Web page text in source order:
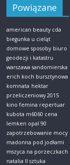
Powiązane
american beauty cda
biegunka u cieląt
domowe sposoby biuro
geodezji i katastru
warszawa sandomierska
erich koch bursztynowa
komnata hektar
przeliczeniowy 2015
kino femina repertuar
kubota m6060 cena
lemken opal 90
zapotrzebowanie mocy
madonna pod jodłami
mszyca na porzeczkach
natalia ll sztuka